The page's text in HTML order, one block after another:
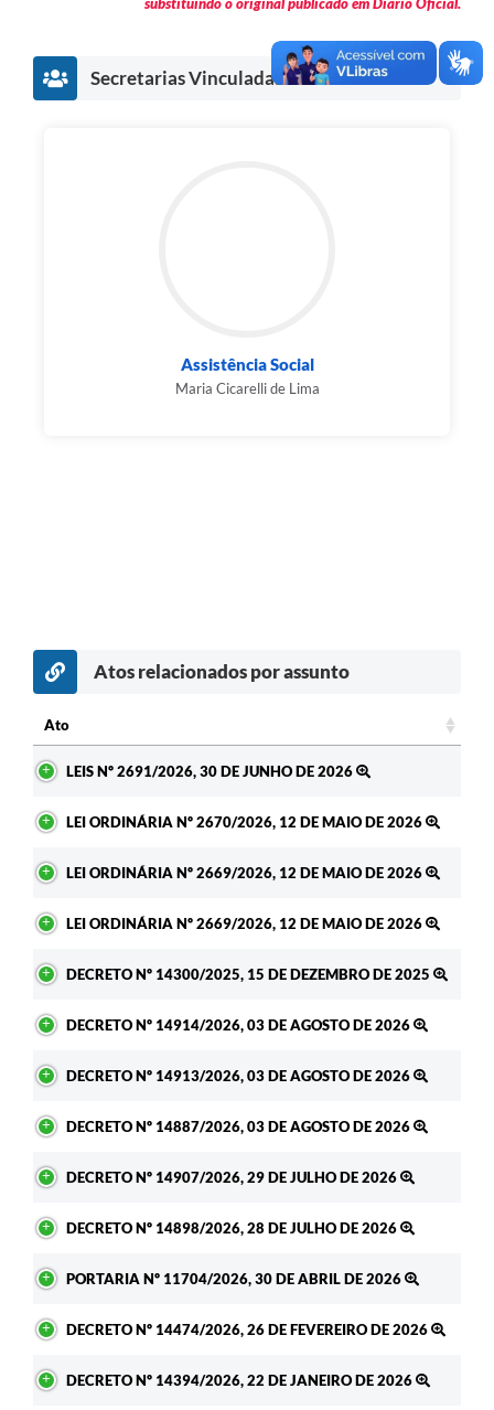
Secretarias Vinculadas
Assistência Social
Maria Cicarelli de Lima
Atos relacionados por assunto
Ato
LEIS Nº 2691/2026, 30 DE JUNHO DE 2026
LEI ORDINÁRIA Nº 2670/2026, 12 DE MAIO DE 2026
LEI ORDINÁRIA Nº 2669/2026, 12 DE MAIO DE 2026
LEI ORDINÁRIA Nº 2669/2026, 12 DE MAIO DE 2026
DECRETO Nº 14300/2025, 15 DE DEZEMBRO DE 2025
DECRETO Nº 14914/2026, 03 DE AGOSTO DE 2026
DECRETO Nº 14913/2026, 03 DE AGOSTO DE 2026
DECRETO Nº 14887/2026, 03 DE AGOSTO DE 2026
DECRETO Nº 14907/2026, 29 DE JULHO DE 2026
DECRETO Nº 14898/2026, 28 DE JULHO DE 2026
PORTARIA Nº 11704/2026, 30 DE ABRIL DE 2026
DECRETO Nº 14474/2026, 26 DE FEVEREIRO DE 2026
DECRETO Nº 14394/2026, 22 DE JANEIRO DE 2026